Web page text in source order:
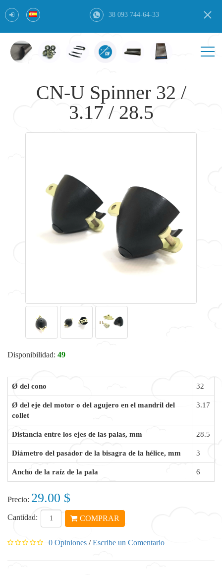
38 093 744-64-33
CN-U Spinner 32 /
3.17 / 28.5
Disponibilidad: 49
Ø del cono 32
Ø del eje del motor o del agujero en el mandril del
collet
3.17
Distancia entre los ejes de las palas, mm 28.5
Diámetro del pasador de la bisagra de la hélice, mm 3
Ancho de la raíz de la pala 6
Precio: 29.00 $
Cantidad: COMPRAR
0 Opiniones /Escribe un Comentario